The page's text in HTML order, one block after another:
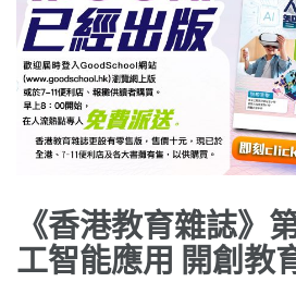
《香港教育雜誌》
工智能應用 開創教